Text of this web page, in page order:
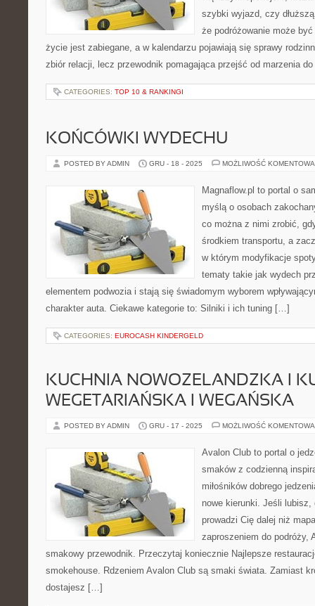
szybki wyjazd, czy
że podróżowanie może
życie jest zabiegane, a w kalendarzu pojawiają się sprawy
zbiór relacji, lecz przewodnik pomagająca przejść od marzenia
CATEGORIES: TOP 10 & RANKINGI
KOŃCÓWKI WYDECHU
POSTED BY ADMIN GRU - 18 - 2025 MOŻLIWOŚĆ
Magnaflow.pl to portal o
myślą o osobach
co można z nimi zrobić,
środkiem transportu, a
w którym modyfikacje
tematy takie jak wydech
elementem podwozia i stają się świadomym wyborem
charakter auta. Ciekawe kategorie to: Silniki i ich tuning […]
CATEGORIES: EUROCASH KINDERGELD
KUCHNIA NOWOZELANDZKA I
WEGETARIAŃSKA I WEGAŃSKA
POSTED BY ADMIN GRU - 17 - 2025 MOŻLIWOŚĆ
Avalon Club to portal o
smaków z codzienną
miłośników dobrego
nowe kierunki. Jeśli lubisz,
prowadzi Cię dalej niż
zaproszeniem do podróży,
smakowy przewodnik. Przeczytaj koniecznie Najlepsze
smokehouse. Rdzeniem Avalon Club są smaki świata. Zamiast
dostajesz […]